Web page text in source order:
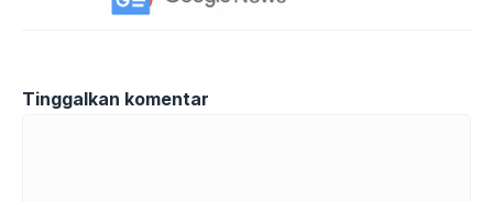
Tinggalkan komentar